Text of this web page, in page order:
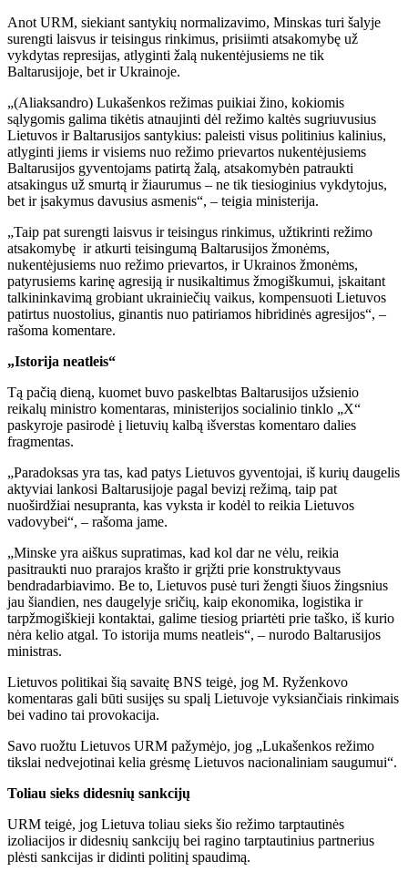
Anot URM, siekiant santykių normalizavimo, Minskas turi šalyje
surengti laisvus ir teisingus rinkimus, prisiimti atsakomybę už
vykdytas represijas, atlyginti žalą nukentėjusiems ne tik
Baltarusijoje, bet ir Ukrainoje.
„(Aliaksandro) Lukašenkos režimas puikiai žino, kokiomis
sąlygomis galima tikėtis atnaujinti dėl režimo kaltės sugriuvusius
Lietuvos ir Baltarusijos santykius: paleisti visus politinius kalinius,
atlyginti jiems ir visiems nuo režimo prievartos nukentėjusiems
Baltarusijos gyventojams patirtą žalą, atsakomybėn patraukti
atsakingus už smurtą ir žiaurumus – ne tik tiesioginius vykdytojus,
bet ir įsakymus davusius asmenis“, – teigia ministerija.
„Taip pat surengti laisvus ir teisingus rinkimus, užtikrinti režimo
atsakomybę ir atkurti teisingumą Baltarusijos žmonėms,
nukentėjusiems nuo režimo prievartos, ir Ukrainos žmonėms,
patyrusiems karinę agresiją ir nusikaltimus žmogiškumui, įskaitant
talkininkavimą grobiant ukrainiečių vaikus, kompensuoti Lietuvos
patirtus nuostolius, ginantis nuo patiriamos hibridinės agresijos“, –
rašoma komentare.
„Istorija neatleis“
Tą pačią dieną, kuomet buvo paskelbtas Baltarusijos užsienio
reikalų ministro komentaras, ministerijos socialinio tinklo „X“
paskyroje pasirodė į lietuvių kalbą išverstas komentaro dalies
fragmentas.
„Paradoksas yra tas, kad patys Lietuvos gyventojai, iš kurių daugelis
aktyviai lankosi Baltarusijoje pagal bevizį režimą, taip pat
nuoširdžiai nesupranta, kas vyksta ir kodėl to reikia Lietuvos
vadovybei“, – rašoma jame.
„Minske yra aiškus supratimas, kad kol dar ne vėlu, reikia
pasitraukti nuo prarajos krašto ir grįžti prie konstruktyvaus
bendradarbiavimo. Be to, Lietuvos pusė turi žengti šiuos žingsnius
jau šiandien, nes daugelyje sričių, kaip ekonomika, logistika ir
tarpžmogiškieji kontaktai, galime tiesiog priartėti prie taško, iš kurio
nėra kelio atgal. To istorija mums neatleis“, – nurodo Baltarusijos
ministras.
Lietuvos politikai šią savaitę BNS teigė, jog M. Ryženkovo
komentaras gali būti susijęs su spalį Lietuvoje vyksiančiais rinkimais
bei vadino tai provokacija.
Savo ruožtu Lietuvos URM pažymėjo, jog „Lukašenkos režimo
tikslai nedvejotinai kelia grėsmę Lietuvos nacionaliniam saugumui“.
Toliau sieks didesnių sankcijų
URM teigė, jog Lietuva toliau sieks šio režimo tarptautinės
izoliacijos ir didesnių sankcijų bei ragino tarptautinius partnerius
plėsti sankcijas ir didinti politinį spaudimą.